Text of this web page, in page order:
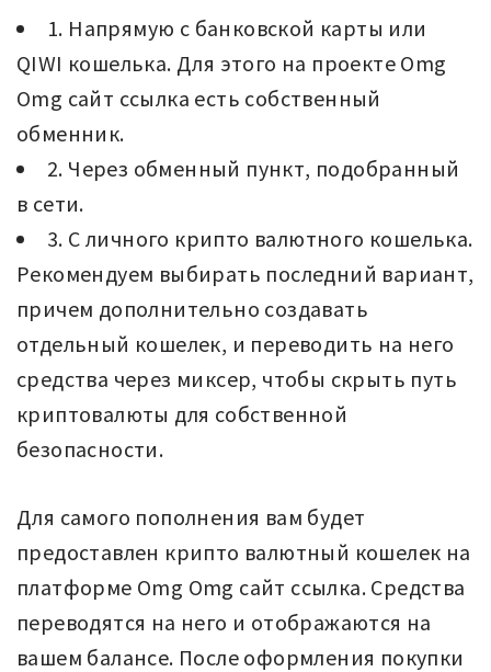
1. Напрямую с банковской карты или
QIWI кошелька. Для этого на проекте Omg
Omg сайт ссылка есть собственный
обменник.
2. Через обменный пункт, подобранный
в сети.
3. С личного крипто валютного кошелька.
Рекомендуем выбирать последний вариант,
причем дополнительно создавать
отдельный кошелек, и переводить на него
средства через миксер, чтобы скрыть путь
криптовалюты для собственной
безопасности.
Для самого пополнения вам будет
предоставлен крипто валютный кошелек на
платформе Omg Omg сайт ссылка. Средства
переводятся на него и отображаются на
вашем балансе. После оформления покупки